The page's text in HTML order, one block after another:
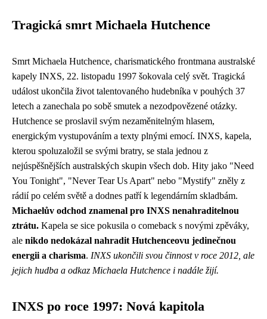
Tragická smrt Michaela Hutchence
Smrt Michaela Hutchence, charismatického frontmana australské
kapely INXS, 22. listopadu 1997 šokovala celý svět. Tragická
událost ukončila život talentovaného hudebníka v pouhých 37
letech a zanechala po sobě smutek a nezodpovězené otázky.
Hutchence se proslavil svým nezaměnitelným hlasem,
energickým vystupováním a texty plnými emocí. INXS, kapela,
kterou spoluzaložil se svými bratry, se stala jednou z
nejúspěšnějších australských skupin všech dob. Hity jako "Need
You Tonight", "Never Tear Us Apart" nebo "Mystify" zněly z
rádií po celém světě a dodnes patří k legendárním skladbám.
Michaelův odchod znamenal pro INXS nenahraditelnou
ztrátu. Kapela se sice pokusila o comeback s novými zpěváky,
ale nikdo nedokázal nahradit Hutchenceovu jedinečnou
energii a charisma. INXS ukončili svou činnost v roce 2012, ale
jejich hudba a odkaz Michaela Hutchence i nadále žijí.
INXS po roce 1997: Nová kapitola